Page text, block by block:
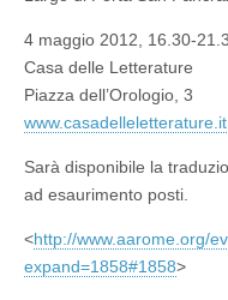
4 maggio 2012, 16.30-
Casa delle Letterature
Piazza dell’Orologio, 3
www.casadelleletterature.it
Sarà disponibile la
ad esaurimento posti.
<http://www.aarome.org/
expand=1858#1858>